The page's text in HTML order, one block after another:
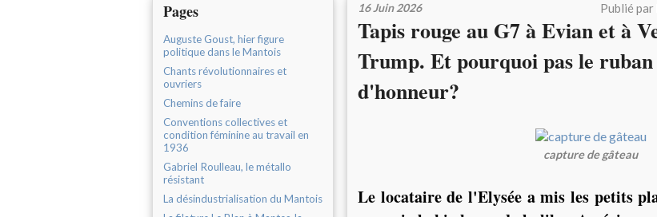
Pages
Auguste Goust, hier figure
politique dans le Mantois
Chants révolutionnaires et
ouvriers
Chemins de faire
Conventions collectives et
condition féminine au travail en
1936
Gabriel Roulleau, le métallo
résistant
La désindustrialisation du Mantois
16 Juin 2026 Publié par
Tapis rouge au G7 à Evian et à
Trump. Et pourquoi pas le
d'honneur?
capture de gâteau
Le locataire de l'Elysée a mis les petits